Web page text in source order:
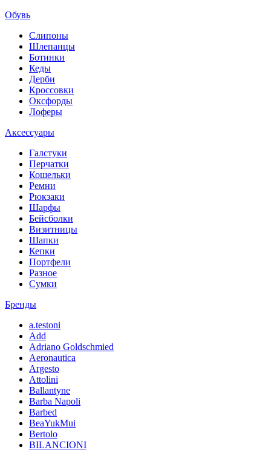
Обувь
Слипоны
Шлепанцы
Ботинки
Кеды
Дерби
Кроссовки
Оксфорды
Лоферы
Аксессуары
Галстуки
Перчатки
Кошельки
Ремни
Рюкзаки
Шарфы
Бейсболки
Визитницы
Шапки
Кепки
Портфели
Разное
Сумки
Бренды
a.testoni
Add
Adriano Goldschmied
Aeronautica
Argesto
Attolini
Ballantyne
Barba Napoli
Barbed
BeaYukMui
Bertolo
BILANCIONI